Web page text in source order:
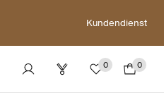
Kundendienst
0 0